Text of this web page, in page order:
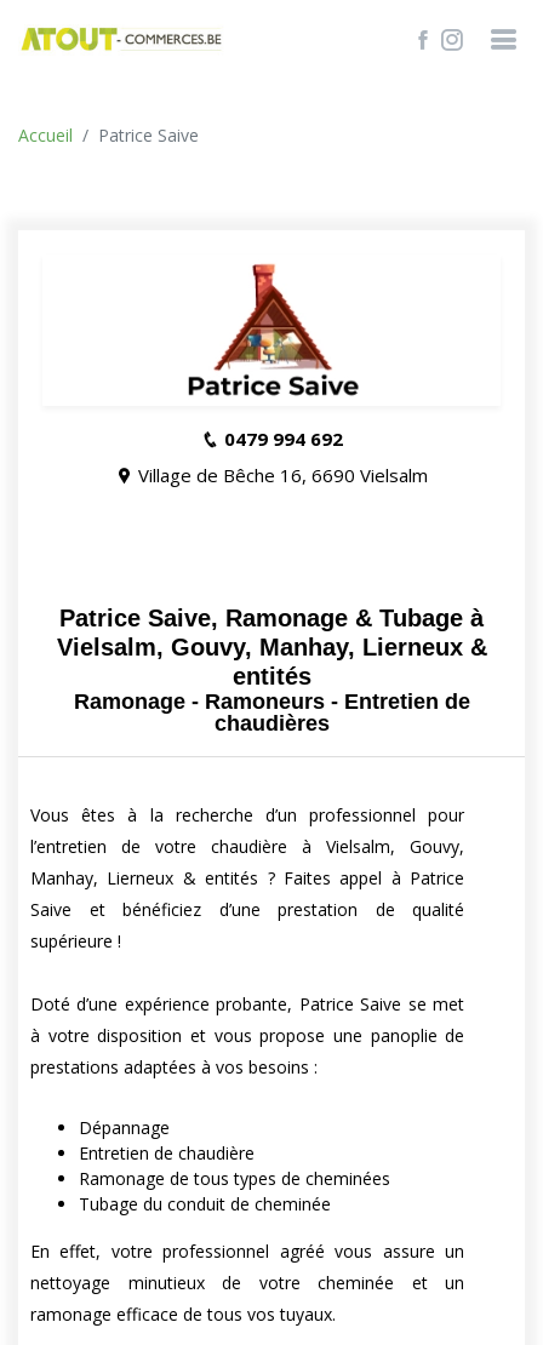
Accueil Patrice Saive
0479 994 692
Village de Bêche 16, 6690 Vielsalm
Patrice Saive, Ramonage & Tubage à
Vielsalm, Gouvy, Manhay, Lierneux &
entités
Ramonage - Ramoneurs - Entretien de
chaudières
Vous êtes à la recherche d’un professionnel pour
l’entretien de votre chaudière à Vielsalm, Gouvy,
Manhay, Lierneux & entités ? Faites appel à Patrice
Saive et bénéficiez d’une prestation de qualité
supérieure !
Doté d’une expérience probante, Patrice Saive se met
à votre disposition et vous propose une panoplie de
prestations adaptées à vos besoins :
Dépannage
Entretien de chaudière
Ramonage de tous types de cheminées
Tubage du conduit de cheminée
En effet, votre professionnel agréé vous assure un
nettoyage minutieux de votre cheminée et un
ramonage efficace de tous vos tuyaux.